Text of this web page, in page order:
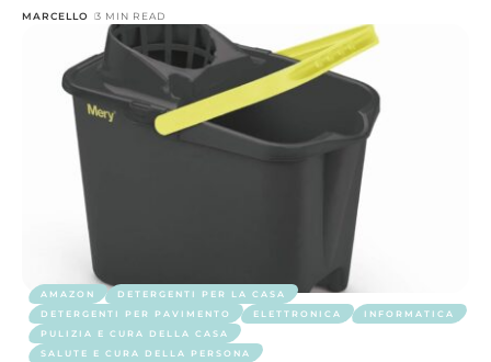
MARCELLO 3 MIN READ
AMAZON
DETERGENTI PER LA CASA
DETERGENTI PER PAVIMENTO
ELETTRONICA
INFORMATICA
PULIZIA E CURA DELLA CASA
SALUTE E CURA DELLA PERSONA